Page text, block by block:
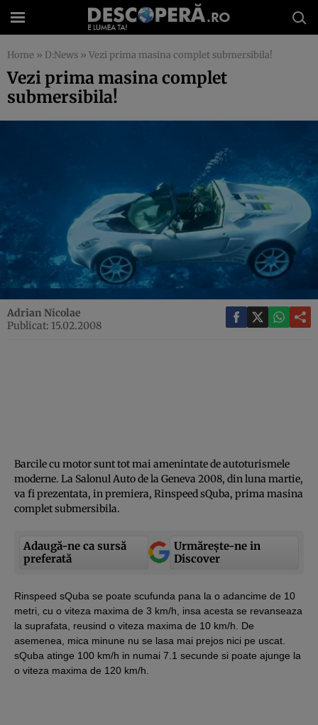
Home » D:News » Vezi prima masina complet submersibila!
Vezi prima masina complet
submersibila!
Adrian Nicolae
Publicat: 15.02.2008
Barcile cu motor sunt tot mai amenintate de autoturismele
moderne. La Salonul Auto de la Geneva 2008, din luna martie,
va fi prezentata, in premiera, Rinspeed sQuba, prima masina
complet submersibila.
Adaugă-ne ca sursă
preferată
Urmărește-ne in
Discover
Rinspeed sQuba se poate scufunda pana la o adancime de 10
metri, cu o viteza maxima de 3 km/h, insa acesta se revanseaza
la suprafata, reusind o viteza maxima de 10 km/h. De
asemenea, mica minune nu se lasa mai prejos nici pe uscat.
sQuba atinge 100 km/h in numai 7.1 secunde si poate ajunge la
o viteza maxima de 120 km/h.